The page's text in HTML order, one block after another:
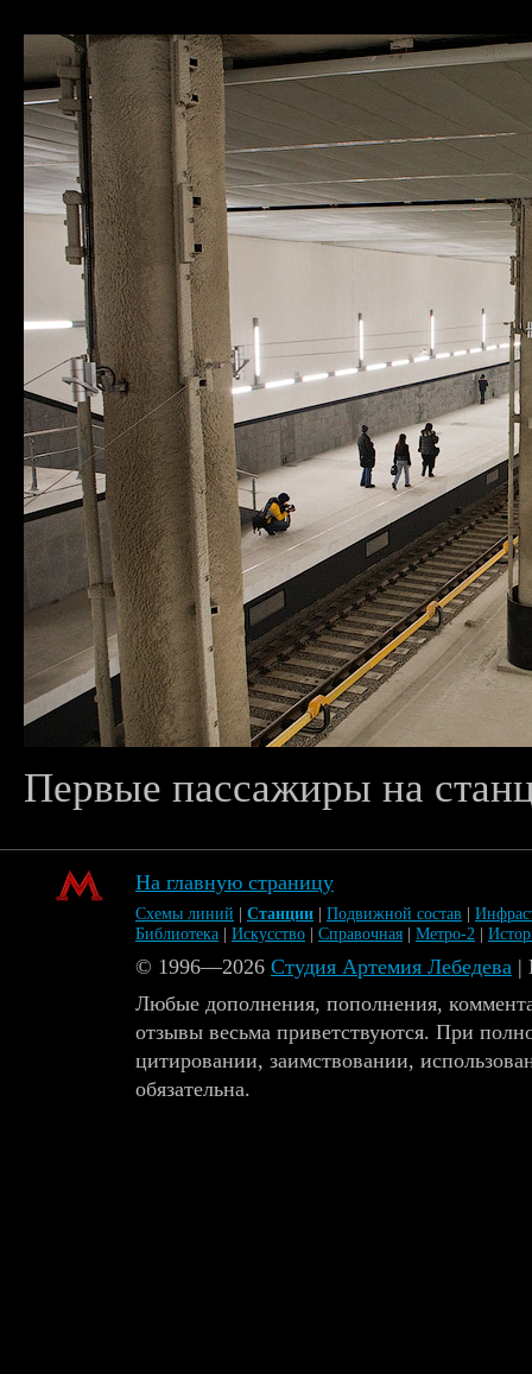
Первые пассажиры на
На главную страницу
Схемы линий Станции Подвижной состав
Библиотека
Искусство Справочная Метро-2
© 1996—2026 Студия Артемия Лебедева |
Любые дополнения, пополнения,
отзывы весьма приветствуются. При
цитировании, заимствовании,
обязательна.